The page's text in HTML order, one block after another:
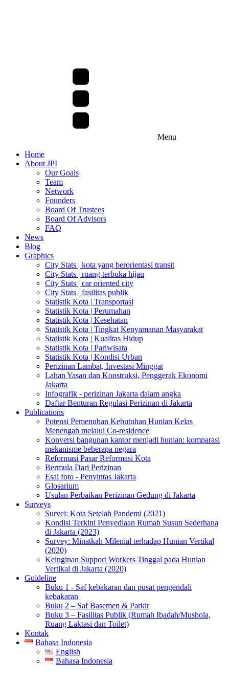
Menu
Home
About JPI
Our Goals
Team
Network
Founders
Board Of Trustees
Board Of Advisors
FAQ
News
Blog
Graphics
City Stats | kota yang berorientasi transit
City Stats | ruang terbuka hijau
City Stats | car oriented city
City Stats | fasilitas publik
Statistik Kota | Transportasi
Statistik Kota | Perumahan
Statistik Kota | Kesehatan
Statistik Kota | Tingkat Kenyamanan Masyarakat
Statistik Kota | Kualitas Hidup
Statistik Kota | Pariwisata
Statistik Kota | Kondisi Urban
Perizinan Lambat, Investasi Minggat
Lahan Yasan dan Konstruksi, Penggerak Ekonomi
Jakarta
Infografik - perizinan Jakarta dalam angka
Daftar Benturan Regulasi Perizinan di Jakarta
Publications
Potensi Pemenuhan Kebutuhan Hunian Kelas
Menengah melalui Co-residence
Konversi bangunan kantor menjadi hunian: komparasi
mekanisme beberapa negara
Reformasi Pasar Reformasi Kota
Bermula Dari Perizinan
Esai foto - Penyintas Jakarta
Glosarium
Usulan Perbaikan Perizinan Gedung di Jakarta
Surveys
Survei: Kota Setelah Pandemi (2021)
Kondisi Terkini Penyediaan Rumah Susun Sederhana
di Jakarta (2023)
Survey: Minatkah Milenial terhadap Hunian Vertikal
(2020)
Keinginan Support Workers Tinggal pada Hunian
Vertikal di Jakarta (2020)
Guideline
Buku 1 - Saf kebakaran dan pusat pengendali
kebakaran
Buku 2 – Saf Basemen & Parkir
Buku 3 – Fasilitas Publik (Rumah Ibadah/Mushola,
Ruang Laktasi dan Toilet)
Kontak
Bahasa Indonesia
English
Bahasa Indonesia